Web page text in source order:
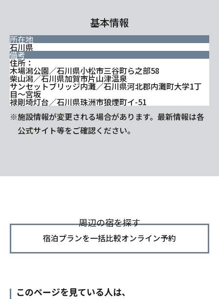
基本情報
所在地
石川県
備考
住所：
木場潟公園／石川県小松市三谷町ら之部58
柴山潟／石川県加賀市片山津温泉
サンセットブリッジ内灘／石川県河北郡内灘町大学1丁
目～宮坂
禄剛埼灯台／石川県珠洲市狼煙町イ-51
※施設情報が変更される場合があります。最新情報は各
公式サイト等をご確認ください。
周辺の宿を探す
宿泊プランを一括比較オンライン予約
このページを見ている人は、